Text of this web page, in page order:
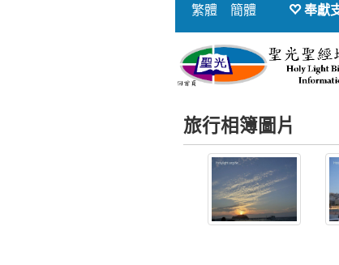
繁體 簡體 奉獻
旅行相簿圖片